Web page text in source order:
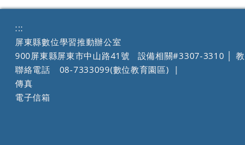
:::
屏東縣數位學習推動辦公室
900屏東縣屏東市中山路41號
設備相關#3307-3310 │
聯絡電話
08-7333099(數位教育園區)
|
傳真
電子信箱